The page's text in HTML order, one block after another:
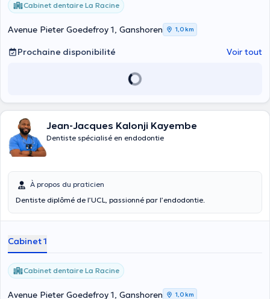
Cabinet dentaire La Racine
Avenue Pieter Goedefroy 1, Ganshoren 1,0 km
Prochaine disponibilité Voir tout
Jean-Jacques Kalonji Kayembe
Dentiste spécialisé en endodontie
À propos du praticien
Dentiste diplômé de l’UCL, passionné par l’endodontie.
Cabinet 1
Cabinet dentaire La Racine
Avenue Pieter Goedefroy 1, Ganshoren 1,0 km